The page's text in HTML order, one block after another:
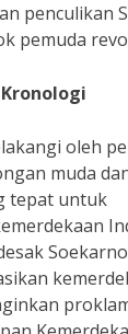
penculikan
pemuda
oleh
muda
tepat untuk